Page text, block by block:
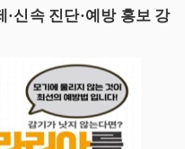
신속 진단·예방 홍보 강